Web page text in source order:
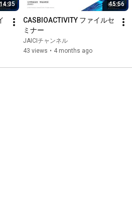
14:35 45:56
CASBIOACTIVITY ファイルセ
ミナー
JAICIチャンネル
43 views • 4 months ago